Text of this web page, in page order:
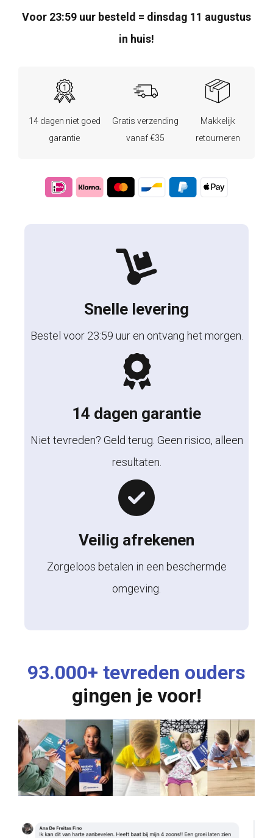
Voor 23:59 uur besteld = dinsdag 11 augustus
in huis!
14 dagen niet goed
garantie
Gratis verzending
vanaf €35
Makkelijk
retourneren
Snelle levering
Bestel voor 23:59 uur en ontvang het morgen.
14 dagen garantie
Niet tevreden? Geld terug. Geen risico, alleen
resultaten.
Veilig afrekenen
Zorgeloos betalen in een beschermde
omgeving.
93.000+ tevreden ouders
gingen je voor!